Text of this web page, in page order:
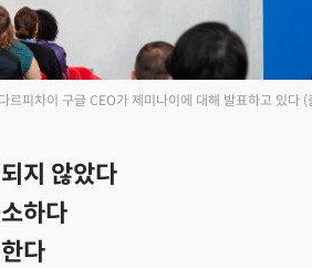
피차이 구글 CEO가 제미나이에 대해 발표하고 있다 (
지 않았다
하다
다